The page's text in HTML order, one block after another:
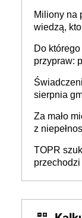
Europie
stołecznych
Miliony na
wiedzą,
Do
przypraw:
sierpnia
Za mało
z
TOPR